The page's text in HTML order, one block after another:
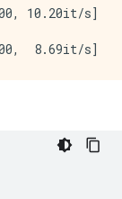
10.20it/s]